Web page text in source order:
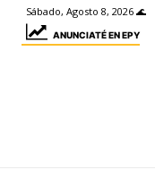
Sábado, Agosto 8, 2026 🌊
ANUNCIATÉ EN EPY